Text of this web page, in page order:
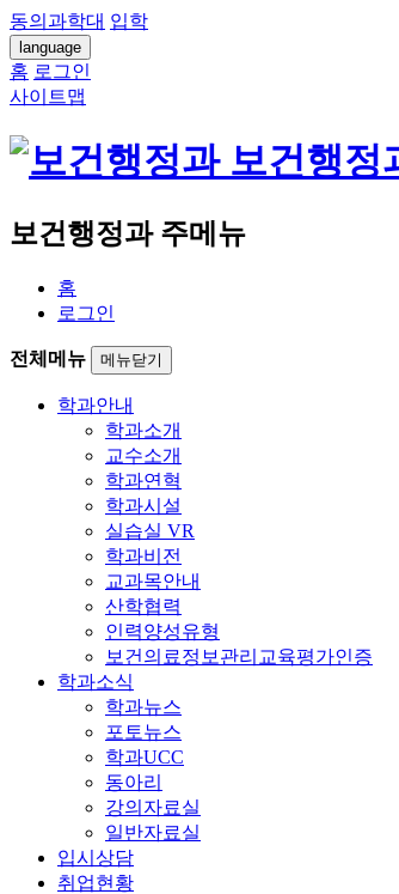
동의과학대 입학
language
홈 로그인
사이트맵
보건행정
보건행정과 주메뉴
홈
로그인
전체메뉴 메뉴닫기
학과안내
학과소개
교수소개
학과연혁
학과시설
실습실 VR
학과비전
교과목안내
산학협력
인력양성유형
보건의료정보관리교육평가인증
학과소식
학과뉴스
포토뉴스
학과UCC
동아리
강의자료실
일반자료실
입시상담
취업현황